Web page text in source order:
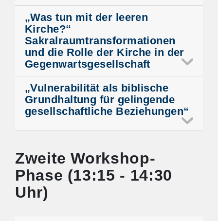
„Was tun mit der leeren
Kirche?“
Sakralraumtransformationen
und die Rolle der Kirche in der
Gegenwartsgesellschaft
„Vulnerabilität als biblische
Grundhaltung für gelingende
gesellschaftliche Beziehungen“
Zweite Workshop-
Phase (13:15 - 14:30
Uhr)